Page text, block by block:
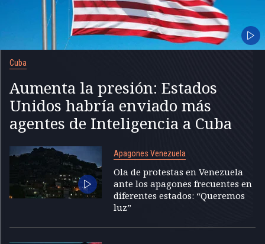
Cuba
Aumenta la presión: Estados
Unidos habría enviado más
agentes de Inteligencia a Cuba
Apagones Venezuela
Ola de protestas en Venezuela
ante los apagones frecuentes en
diferentes estados: “Queremos
luz”